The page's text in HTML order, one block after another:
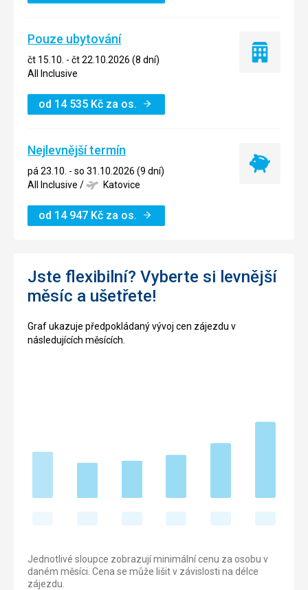
Pouze ubytování
čt 15.10. - čt 22.10.2026 (8 dní)
All Inclusive
od 14 535 Kč za os.
Pouze
Nejlevnější termín
pá 23.10. - so 31.10.2026 (9 dní)
All Inclusive / Katovice
od 14 947 Kč za os.
Nejlevnější
Jste flexibilní? Vyberte si levnější
měsíc a ušetřete!
Graf ukazuje předpokládaný vývoj cen zájezdu v
následujících měsících.
Jednotlivé sloupce zobrazují minimální cenu za osobu v
daném měsíci. Cena se může lišit v závislosti na délce
zájezdu.